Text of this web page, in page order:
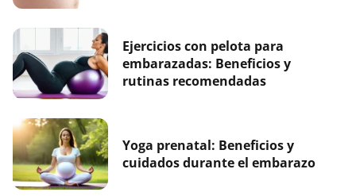
Ejercicios con pelota para
embarazadas: Beneficios y
rutinas recomendadas
Yoga prenatal: Beneficios y
cuidados durante el embarazo